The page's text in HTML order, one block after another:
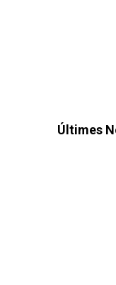
Últimes